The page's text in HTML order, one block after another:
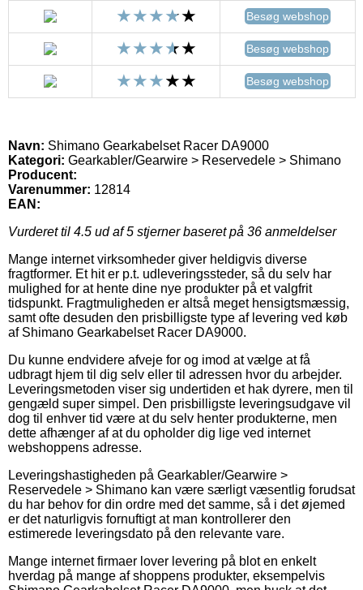
Besøg webshop
Besøg webshop
Besøg webshop
Navn: Shimano Gearkabelset Racer DA9000
Kategori: Gearkabler/Gearwire > Reservedele > Shimano
Producent:
Varenummer: 12814
EAN:
Vurderet til 4.5 ud af 5 stjerner baseret på 36 anmeldelser
Mange internet virksomheder giver heldigvis diverse
fragtformer. Et hit er p.t. udleveringssteder, så du selv har
mulighed for at hente dine nye produkter på et valgfrit
tidspunkt. Fragtmuligheden er altså meget hensigtsmæssig,
samt ofte desuden den prisbilligste type af levering ved køb
af Shimano Gearkabelset Racer DA9000.
Du kunne endvidere afveje for og imod at vælge at få
udbragt hjem til dig selv eller til adressen hvor du arbejder.
Leveringsmetoden viser sig undertiden et hak dyrere, men til
gengæld super simpel. Den prisbilligste leveringsudgave vil
dog til enhver tid være at du selv henter produkterne, men
dette afhænger af at du opholder dig lige ved internet
webshoppens adresse.
Leveringshastigheden på Gearkabler/Gearwire >
Reservedele > Shimano kan være særligt væsentlig forudsat
du har behov for din ordre med det samme, så i det øjemed
er det naturligvis fornuftigt at man kontrollerer den
estimerede leveringsdato på den relevante vare.
Mange internet firmaer lover levering på blot en enkelt
hverdag på mange af shoppens produkter, eksempelvis